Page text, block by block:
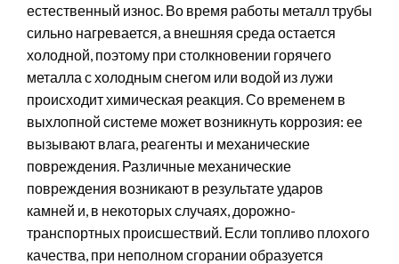
естественный износ. Во время работы металл трубы
сильно нагревается, а внешняя среда остается
холодной, поэтому при столкновении горячего
металла с холодным снегом или водой из лужи
происходит химическая реакция. Со временем в
выхлопной системе может возникнуть коррозия: ее
вызывают влага, реагенты и механические
повреждения. Различные механические
повреждения возникают в результате ударов
камней и, в некоторых случаях, дорожно-
транспортных происшествий. Если топливо плохого
качества, при неполном сгорании образуется